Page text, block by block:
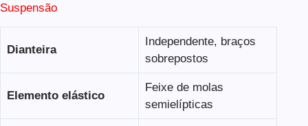
Suspensão
Dianteira
Independente, braços
sobrepostos
Elemento elástico
Feixe de molas
semielípticas